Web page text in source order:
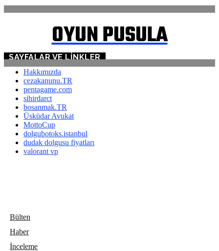
OYUN PUSULA
SAYFALAR VE LINKLER
Hakkımızda
cezakanunu.TR
pentagame.com
sihirdarct
bosanmak.TR
Üsküdar Avukat
MottoCup
dolgubotoks.istanbul
dudak dolgusu fiyatları
valorant vp
Bülten
Haber
İnceleme